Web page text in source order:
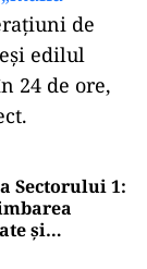
a mai fost